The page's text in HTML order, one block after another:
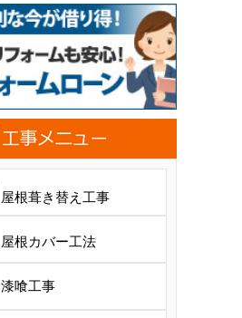
屋根葺き替え工事
屋根カバー工法
漆喰工事